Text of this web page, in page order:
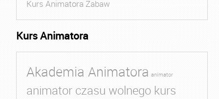
Kurs Animatora Zabaw
Kurs Animatora
Akademia Animatora animator
animator czasu wolnego kurs